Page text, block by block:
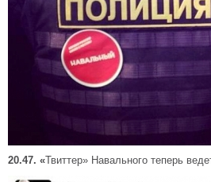
20.47. «Твиттер» Навального теперь